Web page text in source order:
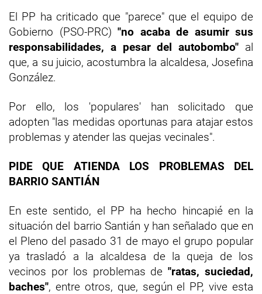
El PP ha criticado que "parece" que el equipo de
Gobierno (PSO-PRC) "no acaba de asumir sus
responsabilidades, a pesar del autobombo" al
que, a su juicio, acostumbra la alcaldesa, Josefina
González.
Por ello, los 'populares' han solicitado que
adopten "las medidas oportunas para atajar estos
problemas y atender las quejas vecinales".
PIDE QUE ATIENDA LOS PROBLEMAS DEL
BARRIO SANTIÁN
En este sentido, el PP ha hecho hincapié en la
situación del barrio Santián y han señalado que en
el Pleno del pasado 31 de mayo el grupo popular
ya trasladó a la alcaldesa de la queja de los
vecinos por los problemas de"ratas, suciedad,
baches", entre otros, que, según el PP, vive esta